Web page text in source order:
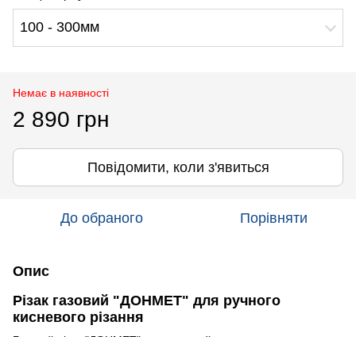
100 - 300мм
Немає в наявності
2 890 грн
Повідомити, коли з'явиться
До обраного Порівняти
Опис
Різак газовий "ДОНМЕТ" для ручного
кисневого різання